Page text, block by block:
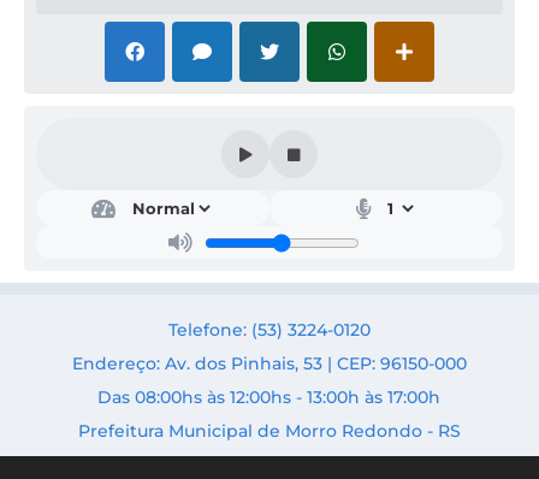
as,
o
Secr
etári
o:
Telefone: (53) 3224-0120
Endereço: Av. dos Pinhais, 53 | CEP: 96150-000
Das 08:00hs às 12:00hs - 13:00h às 17:00h
Prefeitura Municipal de Morro Redondo - RS